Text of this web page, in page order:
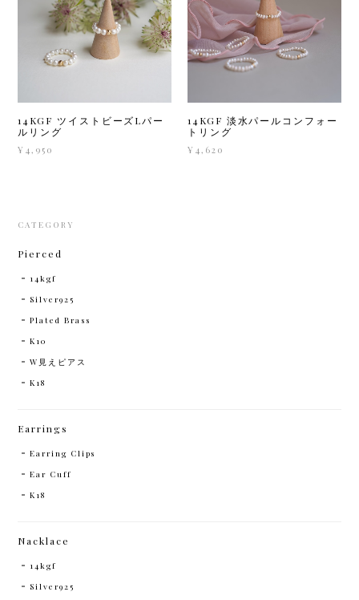
14KGF ツイストビーズLパー
ルリング
¥4,950
14KGF 淡水パールコンフォー
トリング
¥4,620
CATEGORY
Pierced
14kgf
Silver925
Plated Brass
K10
W見えピアス
K18
Earrings
Earring Clips
Ear Cuff
K18
Nacklace
14kgf
Silver925